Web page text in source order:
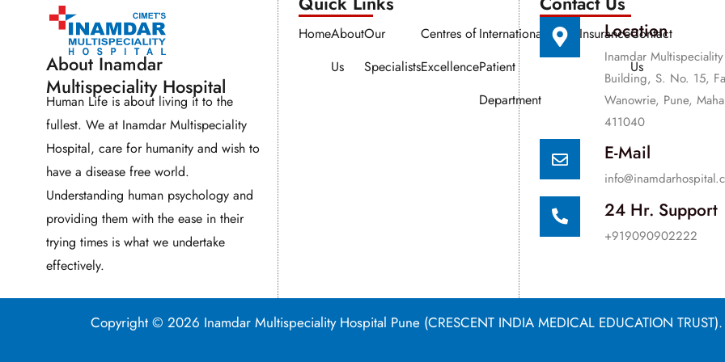
About Inamdar
Multispeciality Hospital
Human Life is about living it to the
fullest. We at Inamdar Multispeciality
Hospital, care for humanity and wish to
have a disease free world.
Understanding human psychology and
providing them with the ease in their
trying times is what we undertake
effectively.
HomeAbout
Us
Our
Specialists
Centres of
Excellence
International
Patient
Department
Media InsuranceContact
Us
Location
Inamdar
Building, S. No. 15,
Wanowrie, Pune,
411040
E-Mail
24 Hr. Support
+919090902222
Copyright © 2026 Inamdar Multispeciality Hospital Pune (CRESCENT INDIA MEDICAL EDUCATION TRUST).